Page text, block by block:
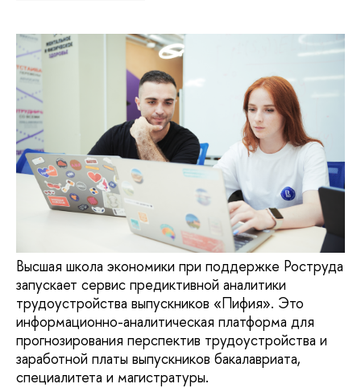
Высшая школа экономики при поддержке Роструда
запускает сервис предиктивной аналитики
трудоустройства выпускников «Пифия». Это
информационно-аналитическая платформа для
прогнозирования перспектив трудоустройства и
заработной платы выпускников бакалавриата,
специалитета и магистратуры.